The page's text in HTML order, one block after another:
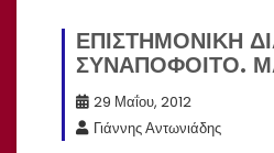
ΕΠΙΣΤΗΜΟΝΙΚΗ
ΣΥΝΑΠΟΦΟΙΤΟ.
29 Μαΐου, 2012
Γιάννης Αντωνιάδης